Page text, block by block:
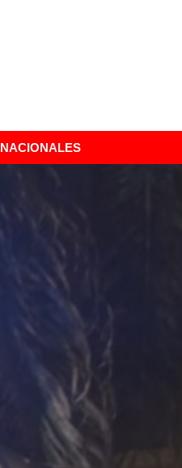
NACIONALES